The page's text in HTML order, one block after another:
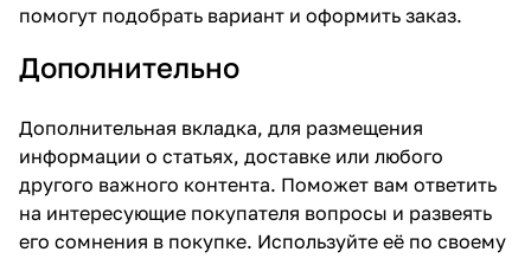
помогут подобрать вариант и оформить заказ.
Дополнительно
Дополнительная вкладка, для размещения
информации о статьях, доставке или любого
другого важного контента. Поможет вам ответить
на интересующие покупателя вопросы и развеять
его сомнения в покупке. Используйте её по своему